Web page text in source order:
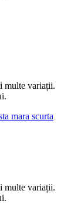
multe variații.
multe variații.